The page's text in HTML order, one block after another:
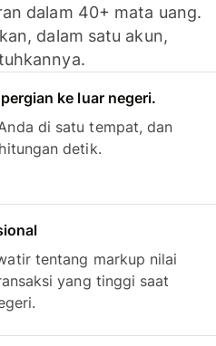
dalam 40+ mata uang.
dalam satu akun,
ke luar negeri.
di satu tempat, dan
detik.
tentang markup nilai
yang tinggi saat